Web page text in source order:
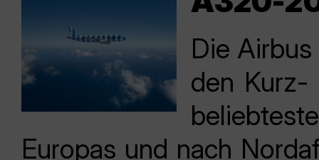
Die
den Kurz-
Europas und nach